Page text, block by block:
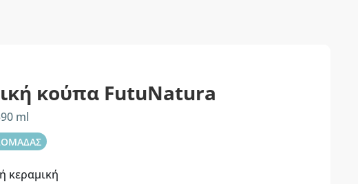
κούπα FutuNatura
ml
κεραμική